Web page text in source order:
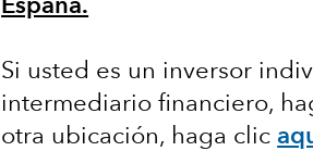
España.
Si usted es un inversor
intermediario financiero,
otra ubicación, haga clic